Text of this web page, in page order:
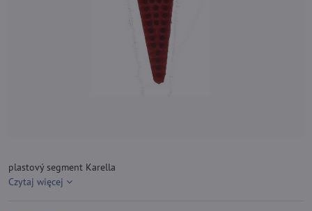
plastový segment Karella
Czytaj więcej